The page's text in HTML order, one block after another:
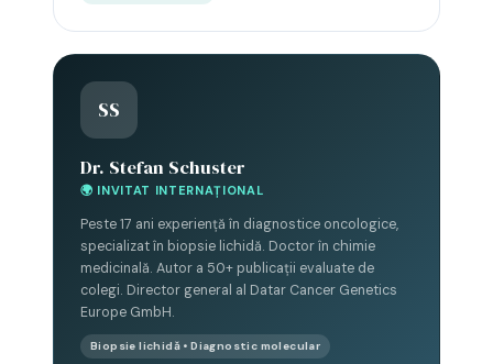
SS
Dr. Stefan Schuster
🌍 INVITAT INTERNAȚIONAL
Peste 17 ani experiență în diagnostice oncologice,
specializat în biopsie lichidă. Doctor în chimie
medicinală. Autor a 50+ publicații evaluate de
colegi. Director general al Datar Cancer Genetics
Europe GmbH.
Biopsie lichidă • Diagnostic molecular